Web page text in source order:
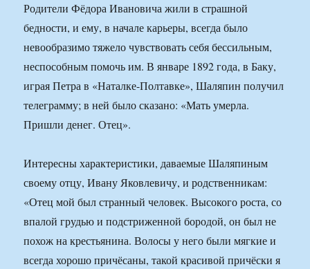
Родители Фёдора Ивановича жили в страшной
бедности, и ему, в начале карьеры, всегда было
невообразимо тяжело чувствовать себя бессильным,
неспособным помочь им. В январе 1892 года, в Баку,
играя Петра в «Наталке-Полтавке», Шаляпин получил
телеграмму; в ней было сказано: «Мать умерла.
Пришли денег. Отец».
Интересны характеристики, даваемые Шаляпиным
своему отцу, Ивану Яковлевичу, и родственникам:
«Отец мой был странный человек. Высокого роста, со
впалой грудью и подстриженной бородой, он был не
похож на крестьянина. Волосы у него были мягкие и
всегда хорошо причёсаны, такой красивой причёски я